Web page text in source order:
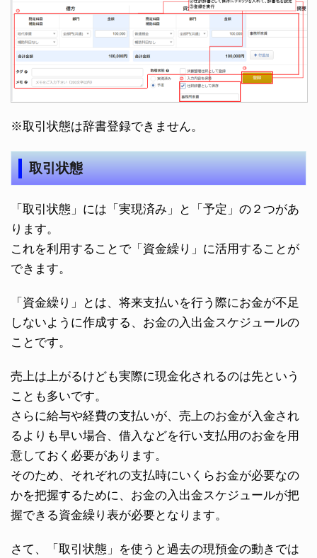
※取引状態は辞書登録できません。
取引状態
「取引状態」には「実現済み」と「予定」の２つがあ
ります。
これを利用することで「資金繰り」に活用することが
できます。
「資金繰り」とは、将来支払いを行う際にお金が不足
しないように作成する、お金の入出金スケジュールの
ことです。
売上は上がるけども実際に現金化されるのは先という
ことも多いです。
さらに給与や経費の支払いが、売上のお金が入金され
るよりも早い場合、借入などを行い支払用のお金を用
意しておく必要があります。
そのため、それぞれの支払時にいくらお金が必要なの
かを把握するために、お金の入出金スケジュールが把
握できる資金繰り表が必要となります。
さて、「取引状態」を使うと過去の現預金の動きでは